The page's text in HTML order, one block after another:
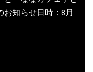
お知らせ日時：8月